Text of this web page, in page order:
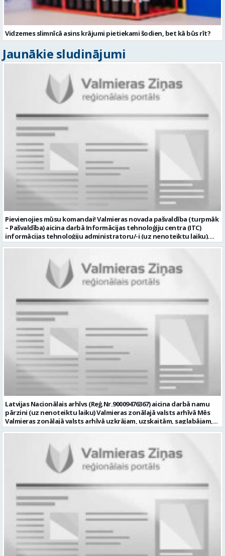
Vidzemes slimnīcā asins krājumi pietiekami šodien, bet kā būs rīt?
Jaunākie sludinājumi
Pievienojies mūsu komandai! Valmieras novada pašvaldība (turpmāk
– Pašvaldība) aicina darbā Informācijas tehnoloģiju centra (ITC)
informācijas tehnoloģiju administratoru/-i (uz nenoteiktu laiku).
Darba vieta: Rūjienas un Naukšēnu apvienību teritorijās Ja Tev ir
(turpmāk – IKT) saistīto problēmu pieteikumu pārvaldību un
operatīvu risināšanu; nodrošināt datortehnikas lietotāju atbalstu
un ar to saistīto problēmsituāciju risināšanu; uzstādīt, konfigurēt,
diagnosticēt un modernizēt Pašvaldības iestāžu datortehniku,
datortīklus un programmatūru, novērst kļūmes to darbībā;
kontrolēt ārējo pakalpojumu sniedzēju darbu izpildi Pašvaldības
iestādēs infrastruktūras uzturēšanā; sagatavot priekšlikumus par
IKT nomaiņu un efektīvāku izmantošanu; un ja Tev ir: vismaz vidējā
profesionālā izglītība informācijas tehnoloģiju jomā; darba
pieredze (ar informācijas tehnoloģijām saistītā jomā); izpratne par
datortehnikas un biroja tehnikas uzbūvi un problēmu risināšanas
secību; izpratne par datortīkla uzbūvi, tīkla iekārtu darbības
principiem; valsts valodas prasmes atbilstoši Valsts valodas likuma
prasībām; kompetences: ļoti labas organizatoriskās un saskarsmes
spējas, argumentācijas prasme; prasme patstāvīgi pieņemt
lēmumus; analītiskās spējas; augsta atbildības sajūta; precizitāte;
spēja strādāt individuāli un komandā; pašiniciatīva un spēja meklēt
un piedāvāt jaunus risinājumus; mēs piedāvājam: dinamisku,
interesantu un atbildīgu darbu un ideju īstenošanas iespējas uz
attīstību vērstā Pašvaldībā; pamatalgu pārbaudes laikā 1258,- EUR
pirms nodokļu nomaksas, pēc pārbaudes laika 1310,- EUR pirms
nodokļu nomaksas; iespēju saņemt atvaļinājuma pabalstu darba un
dzīves līdzsvaram par labu darba sniegumu; darba devēja
līdzfinansētu veselības apdrošināšanu pēc pārbaudes laika beigām,
kā arī citas sociālās garantijas/labumus atbilstoši darba rezultātam
un normatīvajos aktos noteiktajam; profesionālās pilnveidošanās
un izaugsmes iespējas zinošu un atsaucīgu kolēģu komandā. CV,
burtu lielumu “11”) un izglītības dokumenta kopiju, lūdzam iesniegt
elektroniski, nosūtot uz personals@valmierasnovads.lv vai
personīgi Pašvaldības Dokumentu pārvaldības un klientu
apkalpošanas centrā, adrese: Lāčplēša ielā 2, Valmierā, Valmieras
novadā ar norādi „Informācijas tehnoloģiju centra Informācijas
tehnoloģiju administratora/-es amatam” līdz 2026.gada
23.augustam. Tālrunis papildu informācijai: 64292237. Profesija:
Latvijas Nacionālais arhīvs (Reģ.Nr.90009476367) aicina darbā namu
pārzini (uz nenoteiktu laiku) Valmieras zonālajā valsts arhīvā Mēs
Valmieras zonālajā valsts arhīvā uzkrājam, uzskaitām, saglabājam,
darām pieejamu un popularizējam nacionālo dokumentāro
Valkas, Smiltenes un Limbažu novadi. Aicinām savai komandai
pievienoties čaklu, rūpīgu un atbildīgu kolēģi namu pārziņa amatā,
kurš rūpētos par mūsu darba vietu Valmierā, Cempu ielā 13. Piesakies
un pievienojies mūsu kolektīvam! Mums ir svarīgi, lai Tev ir: • vismaz
vidējā vai vidējā profesionālā izglītība; • profesionāla pieredze
saimniecisko darbu veikšanā, vēlams ēku vai namu
apsaimniekošanas jomā; • labas iemaņas darbā ar datoru (MS Office,
tīmekļa pārlūkprogrammās, e pasts); • valsts valodas prasmes
vismaz B2 līmenī; • prasme plānot un organizēt savu darbu,
patstāvīgi risināt ar darba pienākumiem saistītus jautājumus, kā arī
augsta atbildības izjūta un labas sadarbības prasmes; • B
kategorijas autovadītāja apliecība, iespēja darba vajadzībām
izmantot personīgo automašīnu; • par priekšrocību uzskatīsim